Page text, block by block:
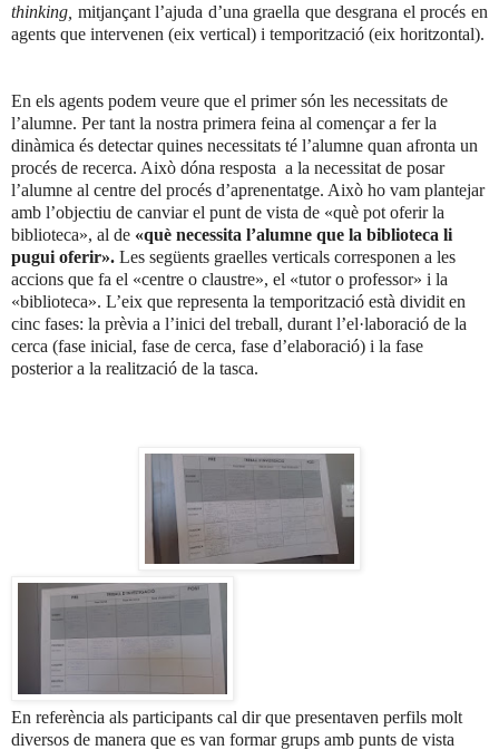
thinking, mitjançant l’ajuda d’una graella que desgrana el procés en
agents que intervenen (eix vertical) i temporització (eix horitzontal).
En els agents podem veure que el primer són les necessitats de
l’alumne. Per tant la nostra primera feina al començar a fer la
dinàmica és detectar quines necessitats té l’alumne quan afronta un
procés de recerca. Això dóna resposta a la necessitat de posar
l’alumne al centre del procés d’aprenentatge. Això ho vam plantejar
amb l’objectiu de canviar el punt de vista de «què pot oferir la
biblioteca», al de «què necessita l’alumne que la biblioteca li
pugui oferir». Les següents graelles verticals corresponen a les
accions que fa el «centre o claustre», el «tutor o professor» i la
«biblioteca». L’eix que representa la temporització està dividit en
cinc fases: la prèvia a l’inici del treball, durant l’el·laboració de la
cerca (fase inicial, fase de cerca, fase d’elaboració) i la fase
posterior a la realització de la tasca.
En referència als participants cal dir que presentaven perfils molt
diversos de manera que es van formar grups amb punts de vista